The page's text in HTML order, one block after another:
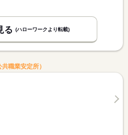
る (ハローワークより転載)
職業安定所）